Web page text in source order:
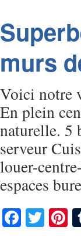
murs
Voici notre
En plein
naturelle. 5
serveur
louer-
espaces